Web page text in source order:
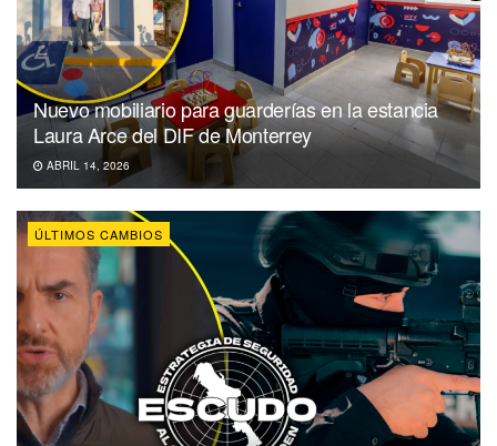
Nuevo mobiliario para guarderías en la estancia
Laura Arce del DIF de Monterrey
ABRIL 14, 2026
ÚLTIMOS CAMBIOS